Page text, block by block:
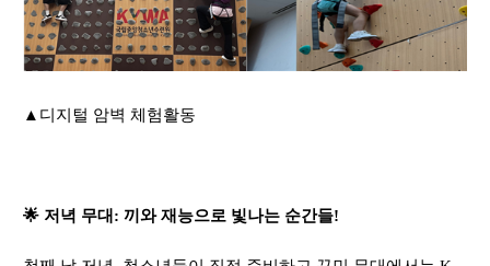
▲ 디지털 암벽 체험활동
🌟 저녁 무대 :끼와 재능으로 빛나는 순간들!